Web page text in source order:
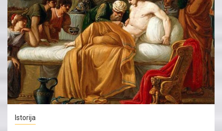
Istorija